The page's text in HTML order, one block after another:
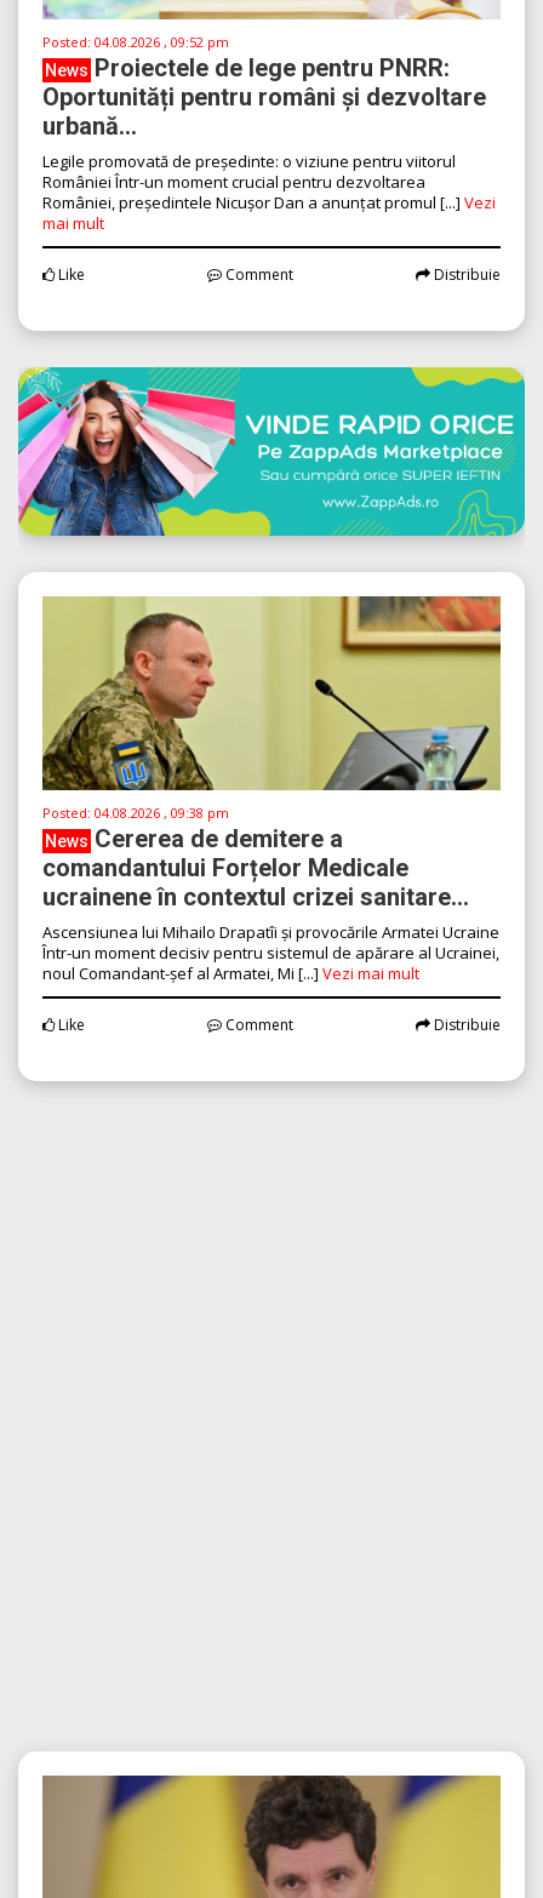
Posted: 04.08.2026 , 09:52 pm
News Proiectele de lege pentru PNRR:
Oportunități pentru români și dezvoltare
urbană...
Legile promovată de președinte: o viziune pentru viitorul
României Într-un moment crucial pentru dezvoltarea
României, președintele Nicușor Dan a anunțat promul [...] Vezi
mai mult
Like Comment Distribuie
Posted: 04.08.2026 , 09:38 pm
News Cererea de demitere a
comandantului Forțelor Medicale
ucrainene în contextul crizei sanitare...
Ascensiunea lui Mihailo Drapatîi și provocările Armatei Ucraine
Într-un moment decisiv pentru sistemul de apărare al Ucrainei,
noul Comandant-șef al Armatei, Mi [...] Vezi mai mult
Like Comment Distribuie